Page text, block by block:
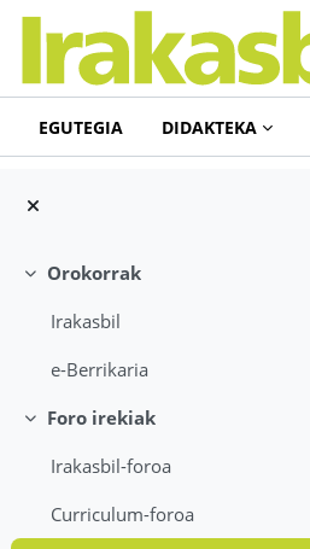
Joan eduki nagusira zuzenean
EGUTEGIA
DIDAKTEKA
Tolestu
Orokorrak
Irakasbil
e-Berrikaria
Tolestu
Foro irekiak
Irakasbil-foroa
Curriculum-foroa